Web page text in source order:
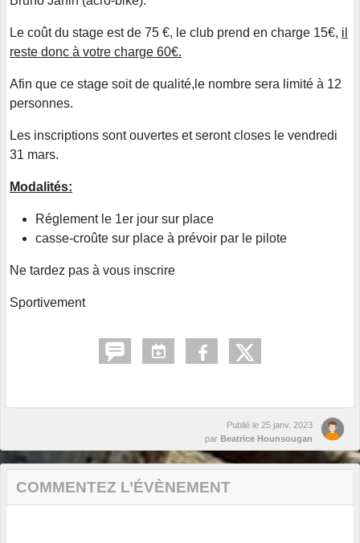
Le coût du stage est de 75 €, le club prend en charge 15€, il
reste donc à votre charge 60€.
Afin que ce stage soit de qualité,le nombre sera limité à 12
personnes.
Les inscriptions sont ouvertes et seront closes le vendredi
31 mars.
Modalités:
Réglement le 1er jour sur place
casse-croûte sur place à prévoir par le pilote
Ne tardez pas à vous inscrire
Sportivement
Publié le 25 janv. 2023
par Beatrice Hounsougan
COMMENTEZ L’ÉVÈNEMENT